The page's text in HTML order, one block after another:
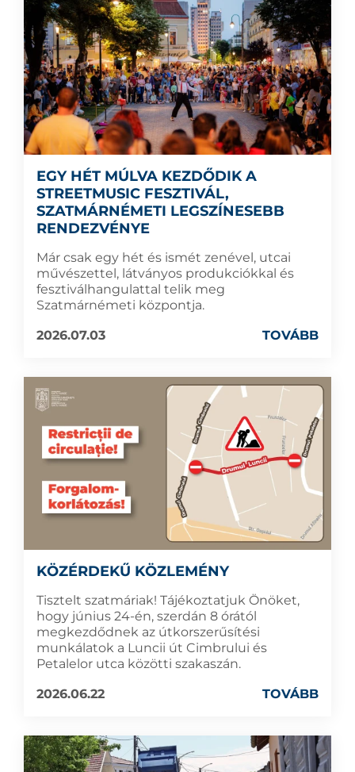
EGY HÉT MÚLVA KEZDŐDIK A
STREETMUSIC FESZTIVÁL,
SZATMÁRNÉMETI LEGSZÍNESEBB
RENDEZVÉNYE
Már csak egy hét és ismét zenével, utcai
művészettel, látványos produkciókkal és
fesztiválhangulattal telik meg
Szatmárnémeti központja.
2026.07.03
TOVÁBB
KÖZÉRDEKŰ KÖZLEMÉNY
Tisztelt szatmáriak! Tájékoztatjuk Önöket,
hogy június 24-én, szerdán 8 órától
megkezdődnek az útkorszerűsítési
munkálatok a Luncii út Cimbrului és
Petalelor utca közötti szakaszán.
2026.06.22
TOVÁBB